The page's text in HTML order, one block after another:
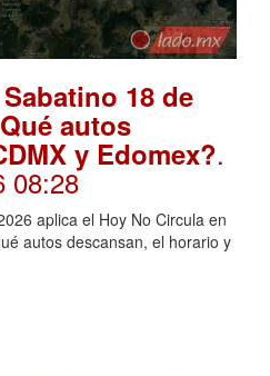
18 de
autos
y Edomex?.
08:28
aplica el Hoy No Circula en
autos descansan, el horario y